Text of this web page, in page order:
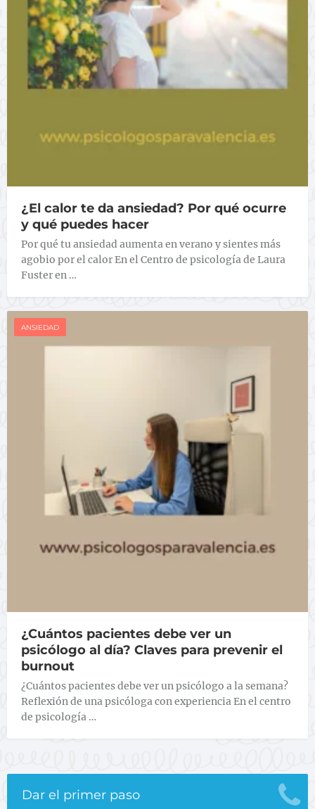
¿El calor te da ansiedad? Por qué ocurre
y qué puedes hacer
Por qué tu ansiedad aumenta en verano y sientes más
agobio por el calor En el Centro de psicología de Laura
Fuster en …
ANSIEDAD
¿Cuántos pacientes debe ver un
psicólogo al día? Claves para prevenir el
burnout
¿Cuántos pacientes debe ver un psicólogo a la semana?
Reflexión de una psicóloga con experiencia En el centro
de psicología …
Dar el primer paso